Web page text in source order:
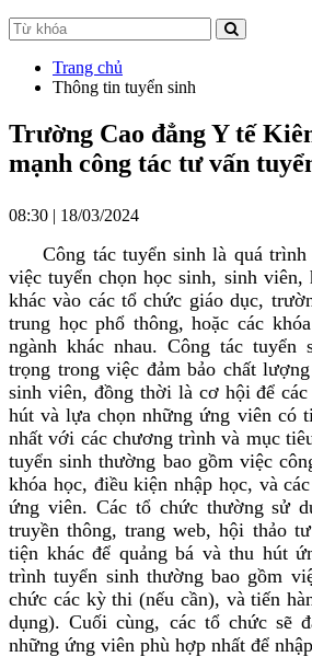
Trang chủ
Thông tin tuyển sinh
Trường Cao đẳng Y tế
mạnh công tác tư vấn
08:30 | 18/03/2024
Công tác tuyển sinh là quá
việc tuyển chọn học sinh, sinh viên,
khác vào các tổ chức giáo dục,
trung học phổ thông, hoặc các
ngành khác nhau. Công tác tuyển
trọng trong việc đảm bảo chất
sinh viên, đồng thời là cơ hội để
hút và lựa chọn những ứng viên có
nhất với các chương trình và mục
tuyển sinh thường bao gồm việc
khóa học, điều kiện nhập học, và
ứng viên. Các tổ chức thường sử
truyền thông, trang web, hội thảo
tiện khác để quảng bá và thu hút
trình tuyển sinh thường bao gồm
chức các kỳ thi (nếu cần), và tiến
dụng). Cuối cùng, các tổ chức sẽ
những ứng viên phù hợp nhất để